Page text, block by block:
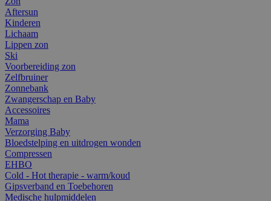
Aftersun
Kinderen
Lichaam
Lippen zon
Ski
Voorbereiding zon
Zelfbruiner
Zonnebank
Zwangerschap en Baby
Accessoires
Mama
Verzorging Baby
Bloedstelping en uitdrogen wonden
Compressen
EHBO
Cold - Hot therapie - warm/koud
Gipsverband en Toebehoren
Medische hulpmiddelen